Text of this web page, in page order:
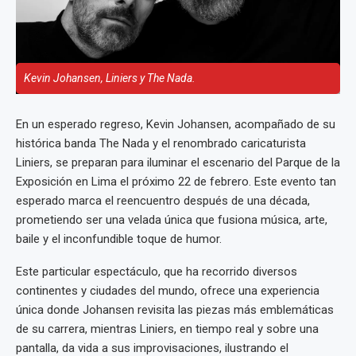
Kevin Johansen, Liniers y The Nada.
En un esperado regreso, Kevin Johansen, acompañado de su
histórica banda The Nada y el renombrado caricaturista
Liniers, se preparan para iluminar el escenario del Parque de la
Exposición en Lima el próximo 22 de febrero. Este evento tan
esperado marca el reencuentro después de una década,
prometiendo ser una velada única que fusiona música, arte,
baile y el inconfundible toque de humor.
Este particular espectáculo, que ha recorrido diversos
continentes y ciudades del mundo, ofrece una experiencia
única donde Johansen revisita las piezas más emblemáticas
de su carrera, mientras Liniers, en tiempo real y sobre una
pantalla, da vida a sus improvisaciones, ilustrando el